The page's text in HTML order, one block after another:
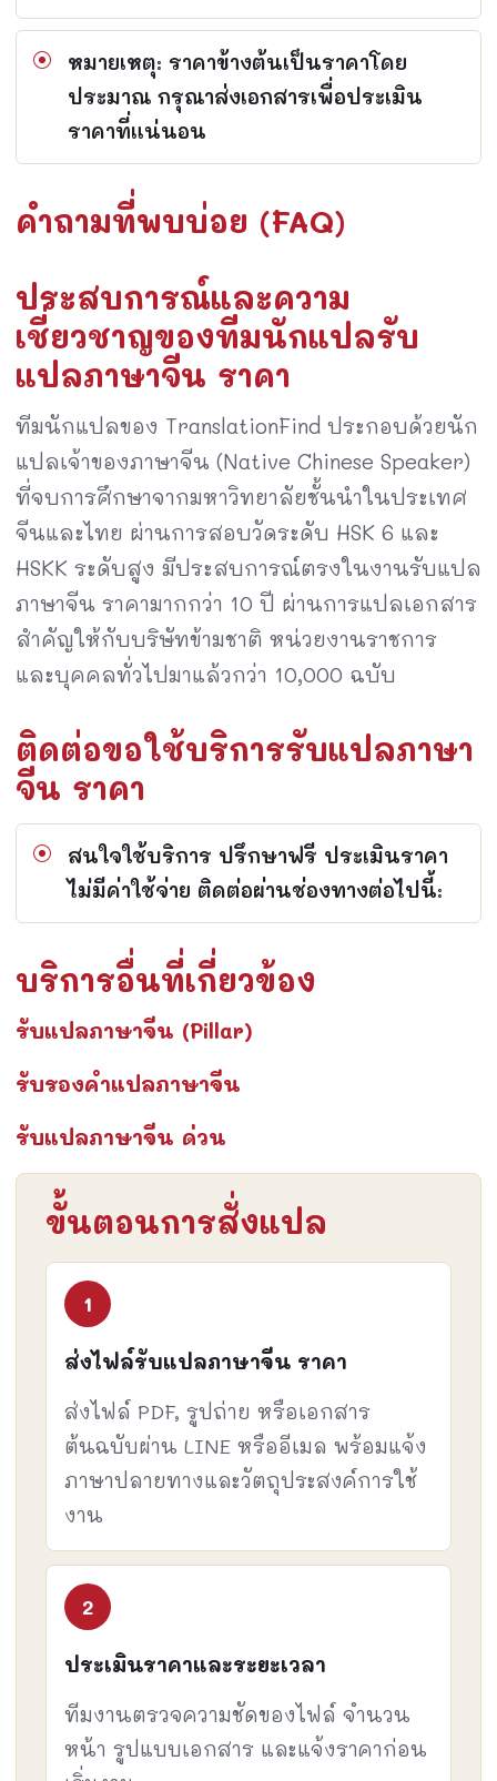
หมายเหตุ: ราคาข้างต้นเป็นราคาโดย
ประมาณ กรุณาส่งเอกสารเพื่อประเมิน
ราคาที่แน่นอน
คำถามที่พบบ่อย (FAQ)
ประสบการณ์และความ
เชี่ยวชาญของทีมนักแปลรับ
แปลภาษาจีน ราคา
ทีมนักแปลของ TranslationFind ประกอบด้วยนัก
แปลเจ้าของภาษาจีน (Native Chinese Speaker)
ที่จบการศึกษาจากมหาวิทยาลัยชั้นนำในประเทศ
จีนและไทย ผ่านการสอบวัดระดับ HSK 6 และ
HSKK ระดับสูง มีประสบการณ์ตรงในงานรับแปล
ภาษาจีน ราคามากกว่า 10 ปี ผ่านการแปลเอกสาร
สำคัญให้กับบริษัทข้ามชาติ หน่วยงานราชการ
และบุคคลทั่วไปมาแล้วกว่า 10,000 ฉบับ
ติดต่อขอใช้บริการรับแปลภาษา
จีน ราคา
สนใจใช้บริการ ปรึกษาฟรี ประเมินราคา
ไม่มีค่าใช้จ่าย ติดต่อผ่านช่องทางต่อไปนี้:
บริการอื่นที่เกี่ยวข้อง
รับแปลภาษาจีน (Pillar)
รับรองคำแปลภาษาจีน
รับแปลภาษาจีน ด่วน
ขั้นตอนการสั่งแปล
ส่งไฟล์รับแปลภาษาจีน ราคา
ส่งไฟล์ PDF, รูปถ่าย หรือเอกสาร
ต้นฉบับผ่าน LINE หรืออีเมล พร้อมแจ้ง
ภาษาปลายทางและวัตถุประสงค์การใช้
งาน
ประเมินราคาและระยะเวลา
ทีมงานตรวจความชัดของไฟล์ จำนวน
หน้า รูปแบบเอกสาร และแจ้งราคาก่อน